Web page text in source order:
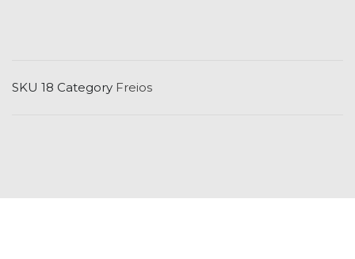
SKU 18 Category Freios